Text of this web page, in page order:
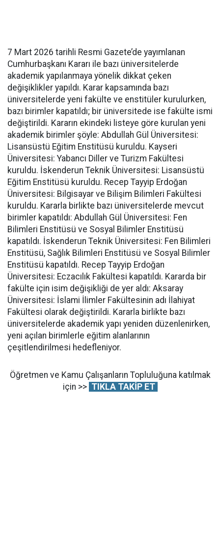
7 Mart 2026 tarihli Resmi Gazete’de yayımlanan
Cumhurbaşkanı Kararı ile bazı üniversitelerde
akademik yapılanmaya yönelik dikkat çeken
değişiklikler yapıldı. Karar kapsamında bazı
üniversitelerde yeni fakülte ve enstitüler kurulurken,
bazı birimler kapatıldı; bir üniversitede ise fakülte ismi
değiştirildi. Kararın ekindeki listeye göre kurulan yeni
akademik birimler şöyle: Abdullah Gül Üniversitesi:
Lisansüstü Eğitim Enstitüsü kuruldu. Kayseri
Üniversitesi: Yabancı Diller ve Turizm Fakültesi
kuruldu. İskenderun Teknik Üniversitesi: Lisansüstü
Eğitim Enstitüsü kuruldu. Recep Tayyip Erdoğan
Üniversitesi: Bilgisayar ve Bilişim Bilimleri Fakültesi
kuruldu. Kararla birlikte bazı üniversitelerde mevcut
birimler kapatıldı: Abdullah Gül Üniversitesi: Fen
Bilimleri Enstitüsü ve Sosyal Bilimler Enstitüsü
kapatıldı. İskenderun Teknik Üniversitesi: Fen Bilimleri
Enstitüsü, Sağlık Bilimleri Enstitüsü ve Sosyal Bilimler
Enstitüsü kapatıldı. Recep Tayyip Erdoğan
Üniversitesi: Eczacılık Fakültesi kapatıldı. Kararda bir
fakülte için isim değişikliği de yer aldı: Aksaray
Üniversitesi: İslami İlimler Fakültesinin adı İlahiyat
Fakültesi olarak değiştirildi. Kararla birlikte bazı
üniversitelerde akademik yapı yeniden düzenlenirken,
yeni açılan birimlerle eğitim alanlarının
çeşitlendirilmesi hedefleniyor.
Öğretmen ve Kamu Çalışanların Topluluğuna katılmak
için >> TIKLA TAKİP ET